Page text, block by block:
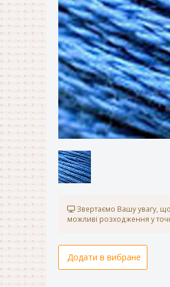
Звертаємо Вашу увагу,
можливі розходження у
Додати в вибране